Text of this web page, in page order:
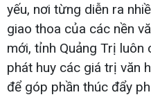
yếu, nơi từng diễn ra
giao thoa của các nền
mới, tỉnh Quảng Trị
phát huy các giá trị văn
để góp phần thúc đẩy